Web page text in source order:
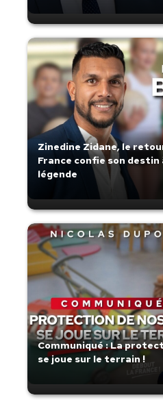
Zinedine Zidane, le
France confie son destin
légende
Communiqué : La
se joue sur le terrain !